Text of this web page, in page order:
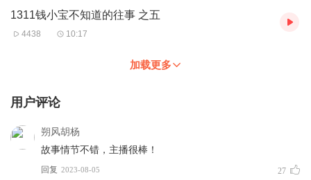
1311钱小宝不知道的往事 之五
4438 10:17
加载更多
用户评论
朔风胡杨
故事情节不错，主播很棒！
回复 2023-08-05 27